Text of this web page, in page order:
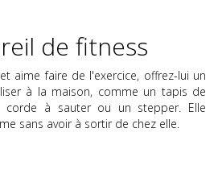
de fitness
aime faire de l'exercice, offrez-lui un
à la maison, comme un tapis de
corde à sauter ou un stepper. Elle
sans avoir à sortir de chez elle.